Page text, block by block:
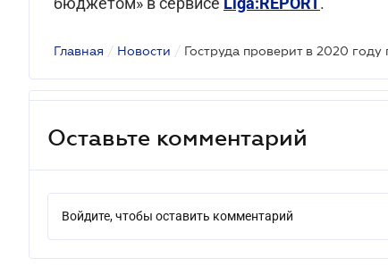
Главная / Новости / Гоструда проверит в 2020 году
Оставьте комментарий
Войдите, чтобы оставить комментарий